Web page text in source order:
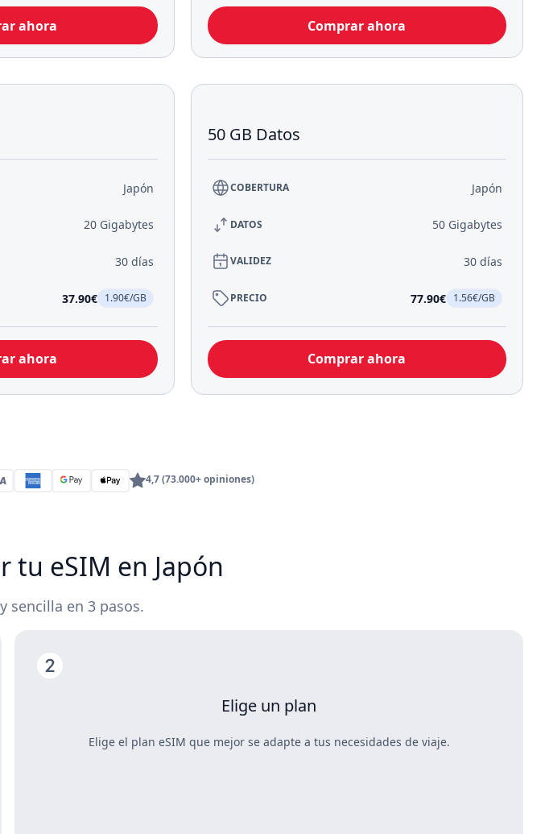
ahora Comprar ahora
Japón
20 Gigabytes
30 días
37.90€ 1.90€/GB
ahora
50 GB Datos
COBERTURA Japón
DATOS 50 Gigabytes
VALIDEZ 30 días
PRECIO 77.90€ 1.56€/GB
Comprar ahora
4,7 (73.000+ opiniones)
tu eSIM en Japón
sencilla en 3 pasos.
Elige un plan
Elige el plan eSIM que mejor se adapte a tus necesidades de viaje.